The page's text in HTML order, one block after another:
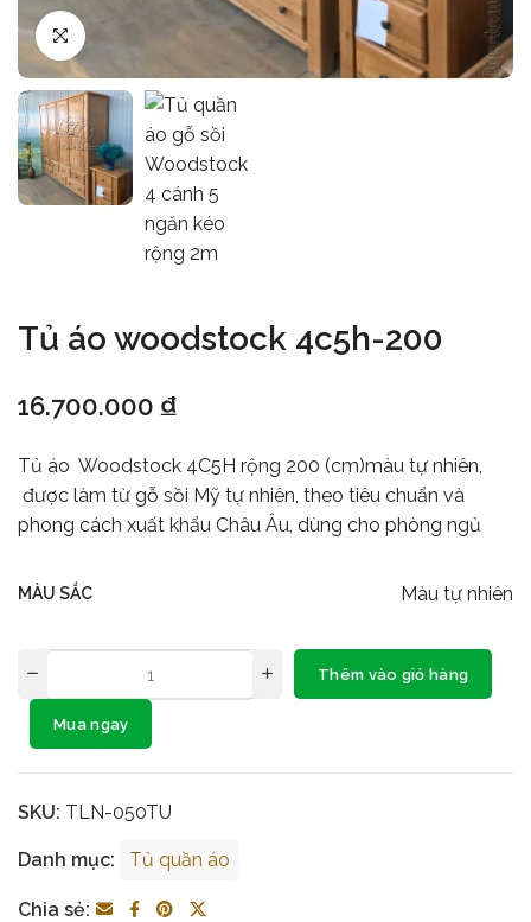
Tủ áo woodstock 4c5h-200
16.700.000 ₫
Tủ áo Woodstock 4C5H rộng 200 (cm)màu tự nhiên,
được làm từ gỗ sồi Mỹ tự nhiên, theo tiêu chuẩn và
phong cách xuất khẩu Châu Âu, dùng cho phòng ngủ
MÀU SẮC Màu tự nhiên
Thêm vào giỏ hàng
Mua ngay
SKU: TLN-050TU
Danh mục: Tủ quần áo
Chia sẻ: